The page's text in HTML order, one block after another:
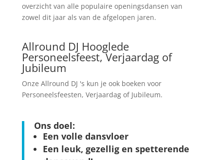
overzicht van alle populaire openingsdansen van
zowel dit jaar als van de afgelopen jaren.
Allround DJ Hooglede
Personeelsfeest, Verjaardag of
Jubileum
Onze Allround DJ 's kun je ook boeken voor
Personeelsfeesten, Verjaardag of Jubileum.
Ons doel:
Een volle dansvloer
Een leuk, gezellig en spetterende